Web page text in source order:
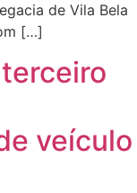
de Vila Bela
[…]
veículo